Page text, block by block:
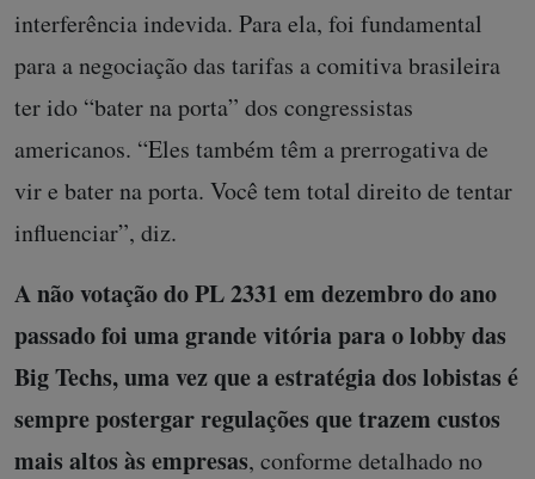
interferência indevida. Para ela, foi fundamental
para a negociação das tarifas a comitiva brasileira
ter ido “bater na porta” dos congressistas
americanos. “Eles também têm a prerrogativa de
vir e bater na porta. Você tem total direito de tentar
influenciar”, diz.
A não votação do PL 2331 em dezembro do ano
passado foi uma grande vitória para o lobby das
Big Techs, uma vez que a estratégia dos lobistas é
sempre postergar regulações que trazem custos
mais altos às empresas, conforme detalhado no